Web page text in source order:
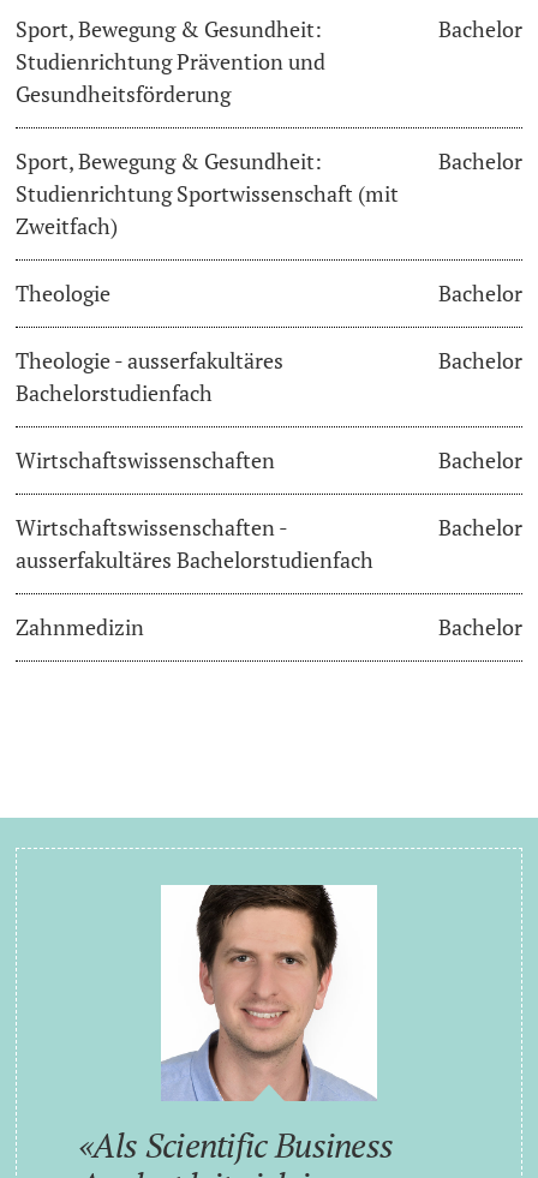
Sport, Bewegung & Gesundheit:
Studienrichtung Prävention und
Gesundheitsförderung
Bachelor
Sport, Bewegung & Gesundheit:
Studienrichtung Sportwissenschaft (mit
Zweitfach)
Bachelor
Theologie Bachelor
Theologie - ausserfakultäres
Bachelorstudienfach
Bachelor
Wirtschaftswissenschaften Bachelor
Wirtschaftswissenschaften -
ausserfakultäres Bachelorstudienfach
Bachelor
Zahnmedizin Bachelor
Als Scientific Business